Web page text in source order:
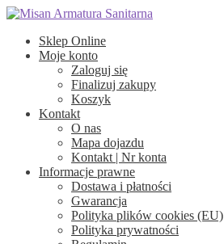
Przejdź
nawigacji
Przejdź
treści
Sklep Online
Moje konto
Zaloguj się
Finalizuj zakupy
Koszyk
Kontakt
O nas
Mapa dojazdu
Kontakt | Nr konta
Informacje prawne
Dostawa i płatności
Gwarancja
Polityka plików cookies (EU)
Polityka prywatności